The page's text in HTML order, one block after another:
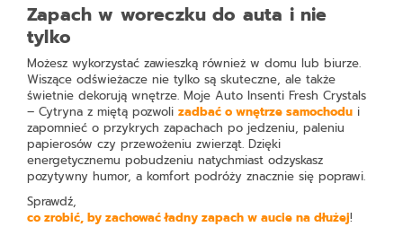
Zapach w woreczku do auta i nie
tylko
Możesz wykorzystać zawieszką również w domu lub biurze.
Wiszące odświeżacze nie tylko są skuteczne, ale także
świetnie dekorują wnętrze. Moje Auto Insenti Fresh Crystals
– Cytryna z miętą pozwoli zadbać o wnętrze samochodu i
zapomnieć o przykrych zapachach po jedzeniu, paleniu
papierosów czy przewożeniu zwierząt. Dzięki
energetycznemu pobudzeniu natychmiast odzyskasz
pozytywny humor, a komfort podróży znacznie się poprawi.
Sprawdź,
co zrobić, by zachować ładny zapach w aucie na dłużej!